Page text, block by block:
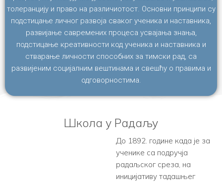
толеранцију и право на различиотост. Основни принципи су
подстицање личног развоја сваког ученика и наставника,
развијање савремених процеса усвајања знања,
подстицање креативности код ученика и наставника и
стварање личности способних за тимски рад, са
развијеним социјалним вештинама и свешћу о правима и
одговорностима.
Школа у Радаљу
До 1892. године када је за
ученике са подручја
радаљског среза, на
иницијативу тадашњег